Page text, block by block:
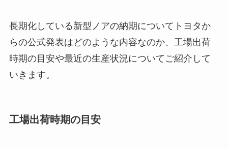
長期化している新型ノアの納期についてトヨタか
らの公式発表はどのような内容なのか、工場出荷
時期の目安や最近の生産状況についてご紹介して
いきます。
工場出荷時期の目安